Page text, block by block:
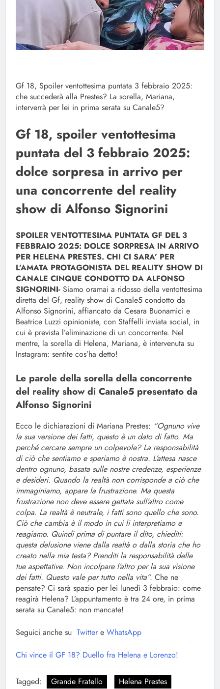
Gf 18, Spoiler ventottesima puntata 3 febbraio 2025:
che succederà alla Prestes? La sorella, Mariana,
interverrà per lei in prima serata su Canale5?
Gf 18, spoiler ventottesima
puntata del 3 febbraio 2025:
dolce sorpresa in arrivo per
una concorrente del reality
show di Alfonso Signorini
SPOILER VENTOTTESIMA PUNTATA GF DEL 3
FEBBRAIO 2025: DOLCE SORPRESA IN ARRIVO
PER HELENA PRESTES. CHI CI SARA’ PER
L’AMATA PROTAGONISTA DEL REALITY SHOW DI
CANALE CINQUE CONDOTTO DA ALFONSO
SIGNORINI- Siamo oramai a ridosso della ventottesima
diretta del Gf, reality show di Canale5 condotto da
Alfonso Signorini, affiancato da Cesara Buonamici e
Beatrice Luzzi opinioniste, con Staffelli inviata social, in
cui è prevista l’eliminazione di un concorrente. Nel
mentre, la sorella di Helena, Mariana, è intervenuta su
Instagram: sentite cos’ha detto!
Le parole della sorella della concorrente
del reality show di Canale5 presentato da
Alfonso Signorini
Ecco le dichiarazioni di Mariana Prestes: “Ognuno vive
la sua versione dei fatti, questo è un dato di fatto. Ma
perché cercare sempre un colpevole? La responsabilità
di ciò che sentiamo e speriamo è nostra. L’attesa nasce
dentro ognuno, basata sulle nostre credenze, esperienze
e desideri. Quando la realtà non corrisponde a ciò che
immaginiamo, appare la frustrazione. Ma questa
frustrazione non deve essere gettata sull’altro come
colpa. La realtà è neutrale, i fatti sono quello che sono.
Ciò che cambia è il modo in cui li interpretiamo e
reagiamo. Quindi prima di puntare il dito, chiediti:
questa delusione viene dalla realtà o dalla storia che ho
creato nella mia testa? Prenditi la responsabilità delle
tue aspettative. Non incolpare l’altro per la sua visione
dei fatti. Questo vale per tutto nella vita”. Che ne
pensate? Ci sarà spazio per lei lunedì 3 febbraio: come
reagirà Helena? L’appuntamento è tra 24 ore, in prima
serata su Canale5: non mancate!
Seguici anche su Twitter e WhatsApp
Chi vince il GF 18? Duello fra Helena e Lorenzo!
Tagged: Grande Fratello Helena Prestes